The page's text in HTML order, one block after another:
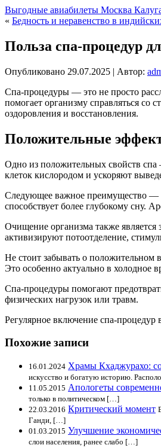
Выгодные авиабилеты Москва
« Бедность и неравенство в
Польза спа-процедур
Опубликовано 29.07.2025 | Автор:
Спа-процедуры — это не просто
помогает организму справляться со
оздоровления и восстановления.
Положительные
Одно из положительных свойств
клеток кислородом и ускоряют
Следующее важное преимущество —
способствует более глубокому сну.
Очищение организма также
активизируют потоотделение,
Не стоит забывать о
Это особенно актуально в холодное
Спа-процедуры помогают
физических нагрузок или травм.
Регулярное включение спа-
Похожие записи
16.01.2024 Храмы Кхаджурахо:
искусство и богатую историю.
11.05.2015 Апологеты
только в политическом […]
22.03.2016 Критический момент
Ганди, […]
01.03.2015 Улучшение
слои населения, ранее слабо […]